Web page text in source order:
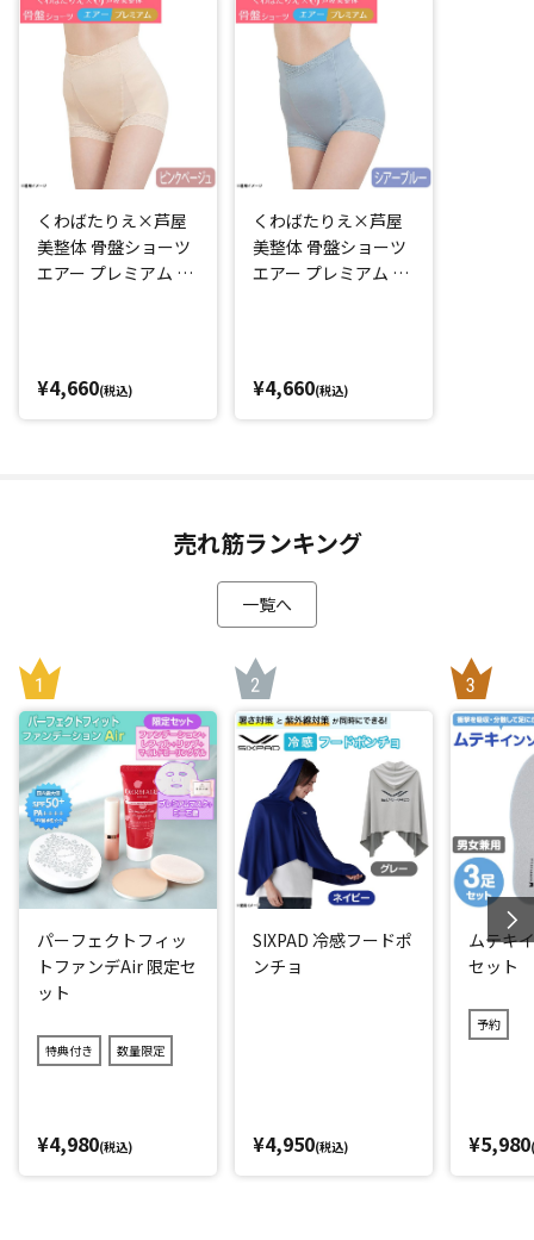
・体の動きになじむ生地の伸縮性
・おなか周りが動いてもくるくる丸まらない
・シームレス加工
「毎日はきたくなる補整下着を作りたい！」そんなくわばた
さんの理想がこの1枚に詰め込まれています。
特に鼠径部(太ももの付け根部分)に伸縮性のいい「ストレッチ
フィットレース」を使用することで「はき心地」がさらに向
毎日気軽にはき続けられます。
整生地をショーツに配置。「押さえつける」のではなく「無
しい位置へとサポートします。
さらに腰周りの生地を広めにすることにより安定感と同時に
ツのようにスッとラクにはけるのに、着用中は気になる体型
をカバーしてスッキリ見せることができます。
普段お使いのショーツを「骨盤ショーツ エアー プレミアム」
に変えるだけ！忙しくて運動時間がとれない方にもオススメ
です。
「はき心地」も追求
今回は、鼠径部(太ももの付け根部分)の「はき心地」にこだわ
りました。伸縮性のいい「ストレッチフィットレース」を使
用することにより、座ったり、歩く時の鼠径部の当たりを柔
らかくしました。
さらにおなかにクロスして当たる生地には、伸縮性に優れた
「クロスフィットレース」を使用。丸まりにくく、おなかへ
を使用。しかも補整生地部分は縫いつけず圧着させるシーム
レス加工。縫い目がないので、より体の動きになじみ、肌当
くわばたりえ×芦屋
美整体 骨盤ショーツ
エアー プレミアム ピ
¥4,660(税込)
くわばたりえ×芦屋
美整体 骨盤ショーツ
エアー プレミアム シ
¥4,660(税込)
売れ筋ランキング
一覧へ
パーフェクトフィッ
トファンデAir 限定セ
ット
特典付き 数量限定
¥4,980(税込)
SIXPAD 冷感フードポ
ンチョ
¥4,950(税込)
ムテキ
セット
予約
¥5,980